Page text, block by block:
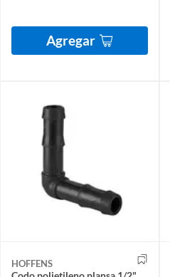
Agregar
HOFFENS